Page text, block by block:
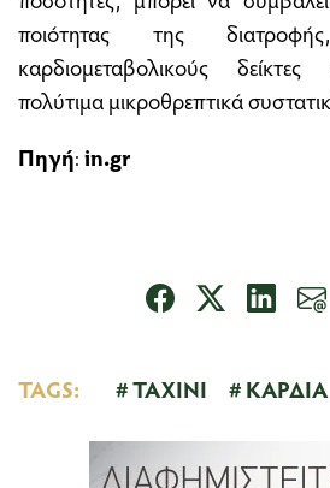
ποιότητας της
καρδιομεταβολικούς
πολύτιμα μικροθρεπτικά
Πηγή:in.gr
TAGS: ΤΑΧΙΝΙ ΚΑΡΔΙΑ